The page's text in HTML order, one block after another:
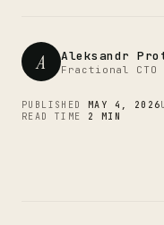
A Aleksandr
Fractional CTO
PUBLISHED MAY 4, 2026
READ TIME 2 MIN